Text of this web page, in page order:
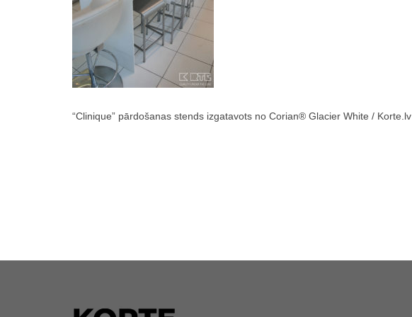
“Clinique” pārdošanas stends izgatavots no Corian® Glacier White / Korte.lv